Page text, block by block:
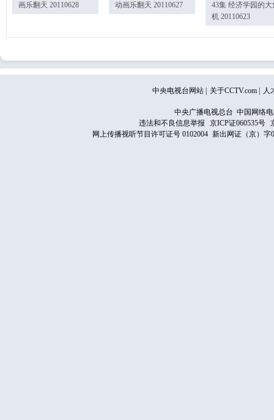
画乐翻天 20110628
动画乐翻天 20110627
43集 经济学园的大
机 20110623
中央电视台网站 关于CCTV.com 人
中央广播电视总台 中国网络
违法和不良信息举报
京ICP证060535号
网上传播视听节目许可证号 0102004 新出网证（京）